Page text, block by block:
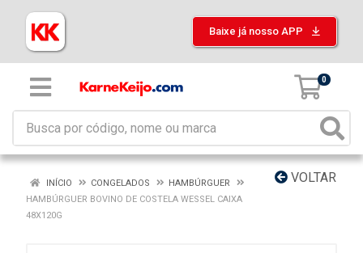
Baixe já nosso APP
0
VOLTAR
INÍCIO CONGELADOS
HAMBÚRGUER
HAMBÚRGUER BOVINO DE COSTELA WESSEL CAIXA
48X120G